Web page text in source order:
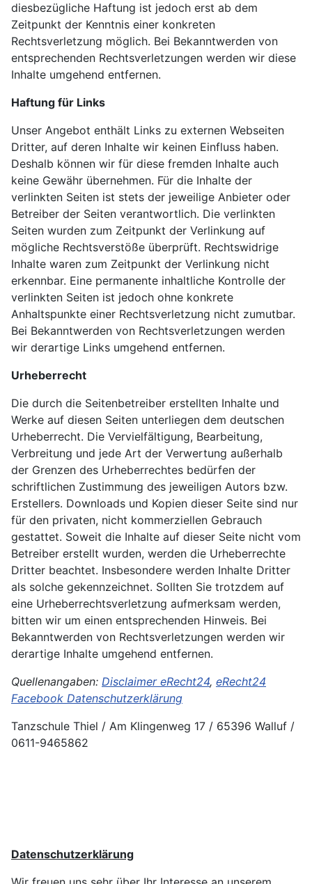
diesbezügliche Haftung ist jedoch erst ab dem
Zeitpunkt der Kenntnis einer konkreten
Rechtsverletzung möglich. Bei Bekanntwerden von
entsprechenden Rechtsverletzungen werden wir diese
Inhalte umgehend entfernen.
Haftung für Links
Unser Angebot enthält Links zu externen Webseiten
Dritter, auf deren Inhalte wir keinen Einfluss haben.
Deshalb können wir für diese fremden Inhalte auch
keine Gewähr übernehmen. Für die Inhalte der
verlinkten Seiten ist stets der jeweilige Anbieter oder
Betreiber der Seiten verantwortlich. Die verlinkten
Seiten wurden zum Zeitpunkt der Verlinkung auf
mögliche Rechtsverstöße überprüft. Rechtswidrige
Inhalte waren zum Zeitpunkt der Verlinkung nicht
erkennbar. Eine permanente inhaltliche Kontrolle der
verlinkten Seiten ist jedoch ohne konkrete
Anhaltspunkte einer Rechtsverletzung nicht zumutbar.
Bei Bekanntwerden von Rechtsverletzungen werden
wir derartige Links umgehend entfernen.
Urheberrecht
Die durch die Seitenbetreiber erstellten Inhalte und
Werke auf diesen Seiten unterliegen dem deutschen
Urheberrecht. Die Vervielfältigung, Bearbeitung,
Verbreitung und jede Art der Verwertung außerhalb
der Grenzen des Urheberrechtes bedürfen der
schriftlichen Zustimmung des jeweiligen Autors bzw.
Erstellers. Downloads und Kopien dieser Seite sind nur
für den privaten, nicht kommerziellen Gebrauch
gestattet. Soweit die Inhalte auf dieser Seite nicht vom
Betreiber erstellt wurden, werden die Urheberrechte
Dritter beachtet. Insbesondere werden Inhalte Dritter
als solche gekennzeichnet. Sollten Sie trotzdem auf
eine Urheberrechtsverletzung aufmerksam werden,
bitten wir um einen entsprechenden Hinweis. Bei
Bekanntwerden von Rechtsverletzungen werden wir
derartige Inhalte umgehend entfernen.
Quellenangaben: Disclaimer eRecht24, eRecht24
Facebook Datenschutzerklärung
Tanzschule Thiel / Am Klingenweg 17 / 65396 Walluf /
0611-9465862
Datenschutzerklärung